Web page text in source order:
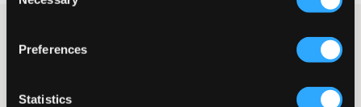
Preferences
Statistics
logo i gummi, og der er også et mindre logo på hætten. Hoodien
har lommer på begge sider af lynlåsen, og der er ribkanter
Zip-hoodie